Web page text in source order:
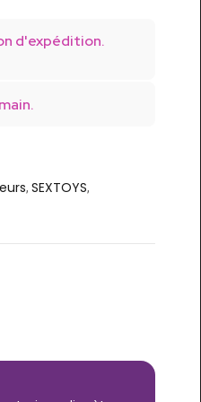
d'expédition.
, SEXTOYS,